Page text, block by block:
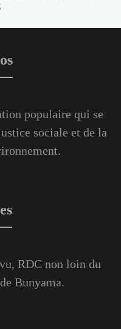
populaire qui se
sociale et de la
RDC non loin du
Bunyama.